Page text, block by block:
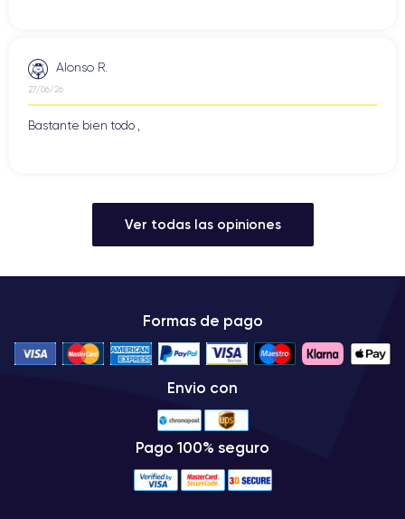
Alonso R.
27/06/26
Bastante bien todo ,
Ver todas las opiniones
Formas de pago
Envio con
Pago 100% seguro